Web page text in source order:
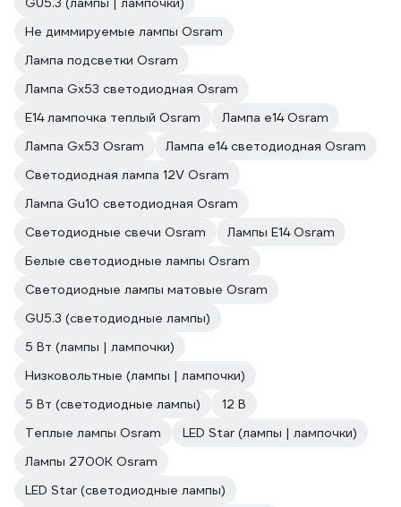
Не диммируемые лампы Osram
Лампа подсветки Osram
Лампа Gx53 светодиодная Osram
E14 лампочка теплый Osram
Лампа е14 Osram
Лампа Gx53 Osram
Лампа е14 светодиодная Osram
Светодиодная лампа 12V Osram
Лампа Gu10 светодиодная Osram
Светодиодные свечи Osram
Лампы E14 Osram
Белые светодиодные лампы Osram
Светодиодные лампы матовые Osram
GU5.3 (светодиодные лампы)
5 Вт (лампы | лампочки)
Низковольтные (лампы | лампочки)
5 Вт (светодиодные лампы)
12 В
Теплые лампы Osram
LED Star (лампы | лампочки)
Лампы 2700К Osram
LED Star (светодиодные лампы)